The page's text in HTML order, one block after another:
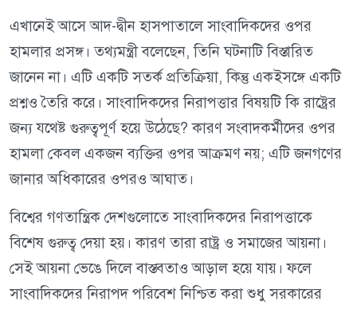
এখানেই আসে আদ-দ্বীন হাসপাতালে সাংবাদিকদের ওপর
হামলার প্রসঙ্গ। তথ্যমন্ত্রী বলেছেন, তিনি ঘটনাটি বিস্তারিত
জানেন না। এটি একটি সতর্ক প্রতিক্রিয়া, কিন্তু একইসঙ্গে একটি
প্রশ্নও তৈরি করে। সাংবাদিকদের নিরাপত্তার বিষয়টি কি রাষ্ট্রের
জন্য যথেষ্ট গুরুত্বপূর্ণ হয়ে উঠেছে? কারণ সংবাদকর্মীদের ওপর
হামলা কেবল একজন ব্যক্তির ওপর আক্রমণ নয়; এটি জনগণের
জানার অধিকারের ওপরও আঘাত।
বিশ্বের গণতান্ত্রিক দেশগুলোতে সাংবাদিকদের নিরাপত্তাকে
বিশেষ গুরুত্ব দেয়া হয়। কারণ তারা রাষ্ট্র ও সমাজের আয়না।
সেই আয়না ভেঙে দিলে বাস্তবতাও আড়াল হয়ে যায়। ফলে
সাংবাদিকদের নিরাপদ পরিবেশ নিশ্চিত করা শুধু সরকারের